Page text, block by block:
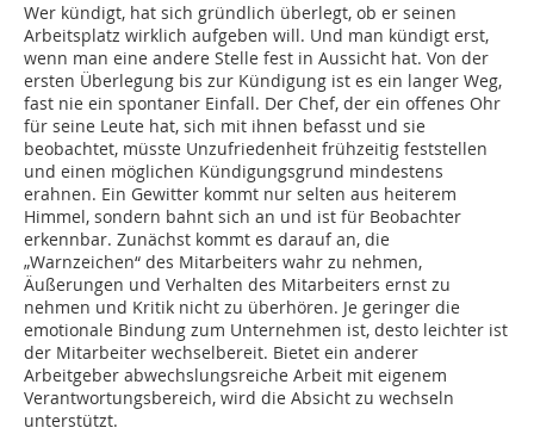
Wer kündigt, hat sich gründlich überlegt, ob er seinen
Arbeitsplatz wirklich aufgeben will. Und man kündigt erst,
wenn man eine andere Stelle fest in Aussicht hat. Von der
ersten Überlegung bis zur Kündigung ist es ein langer Weg,
fast nie ein spontaner Einfall. Der Chef, der ein offenes Ohr
für seine Leute hat, sich mit ihnen befasst und sie
beobachtet, müsste Unzufriedenheit frühzeitig feststellen
und einen möglichen Kündigungsgrund mindestens
erahnen. Ein Gewitter kommt nur selten aus heiterem
Himmel, sondern bahnt sich an und ist für Beobachter
erkennbar. Zunächst kommt es darauf an, die
„Warnzeichen“ des Mitarbeiters wahr zu nehmen,
Äußerungen und Verhalten des Mitarbeiters ernst zu
nehmen und Kritik nicht zu überhören. Je geringer die
emotionale Bindung zum Unternehmen ist, desto leichter ist
der Mitarbeiter wechselbereit. Bietet ein anderer
Arbeitgeber abwechslungsreiche Arbeit mit eigenem
Verantwortungsbereich, wird die Absicht zu wechseln
unterstützt.